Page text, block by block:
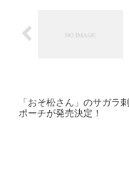
「おそ松さん」のサガラ
ポーチが発売決定！